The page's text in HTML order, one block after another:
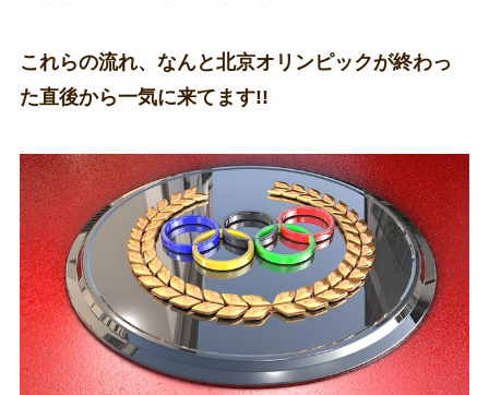
これらの流れ、なんと北京オリンピックが終わっ
た直後から一気に来てます!!